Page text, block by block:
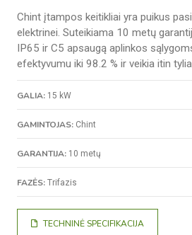
Chint įtampos keitikliai yra puikus
elektrinei. Suteikiama 10 metų
IP65 ir C5 apsaugą aplinkos
efektyvumu iki 98.2 % ir veikia itin
GALIA: 15 kW
GAMINTOJAS: Chint
GARANTIJA: 10 metų
FAZĖS: Trifazis
TECHNINĖ SPECIFIKACIJA